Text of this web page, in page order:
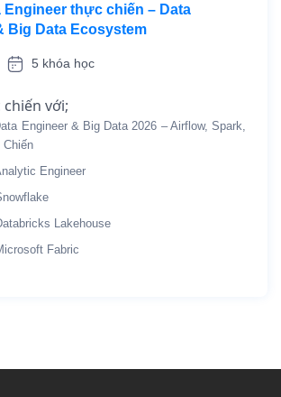
Engineer thực chiến – Data
Big Data Ecosystem
5 khóa học
với;
Engineer & Big Data 2026 – Airflow, Spark,
Engineer
Lakehouse
Fabric